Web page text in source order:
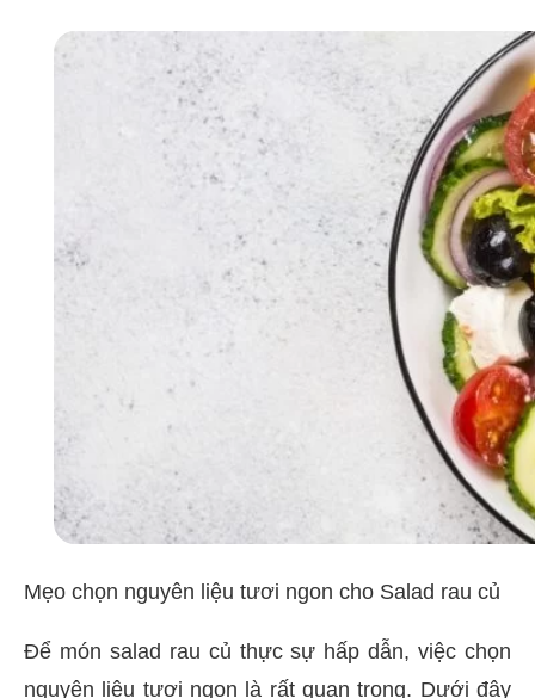
Mẹo chọn nguyên liệu tươi ngon cho Salad rau củ
Để món salad rau củ thực sự hấp dẫn, việc chọn
nguyên liệu tươi ngon là rất quan trọng. Dưới đây